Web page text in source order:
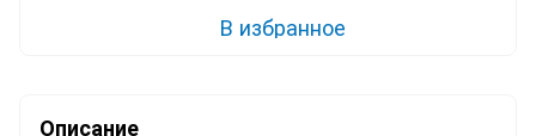
В избранное
Описание